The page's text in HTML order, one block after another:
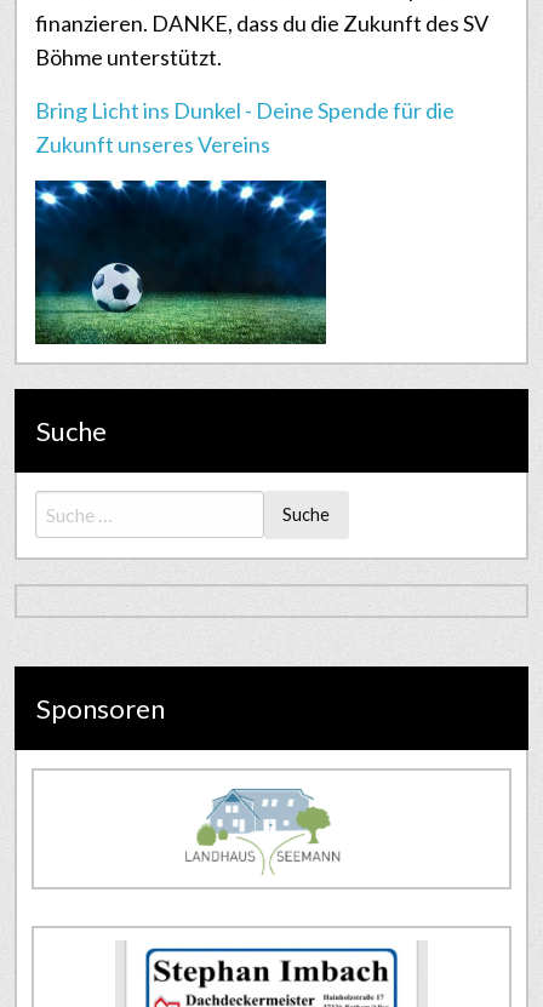
finanzieren. DANKE, dass du die Zukunft des SV
Böhme unterstützt.
Bring Licht ins Dunkel - Deine Spende für die
Zukunft unseres Vereins
Suche
Suche
Sponsoren